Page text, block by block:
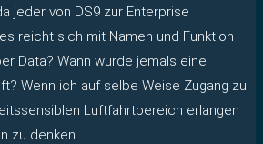
jeder von DS9 zur Enterprise
reicht sich mit Namen und Funktion
Data? Wann wurde jemals eine
Wenn ich auf selbe Weise Zugang zu
Luftfahrtbereich erlangen
zu denken…